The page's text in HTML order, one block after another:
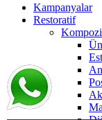
Kampanyalar
Restoratif